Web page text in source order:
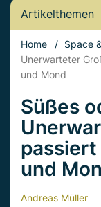
Artikelthemen
Home / Space
Unerwarteter
und Mond
Süßes
passiert
und
Andreas Müller